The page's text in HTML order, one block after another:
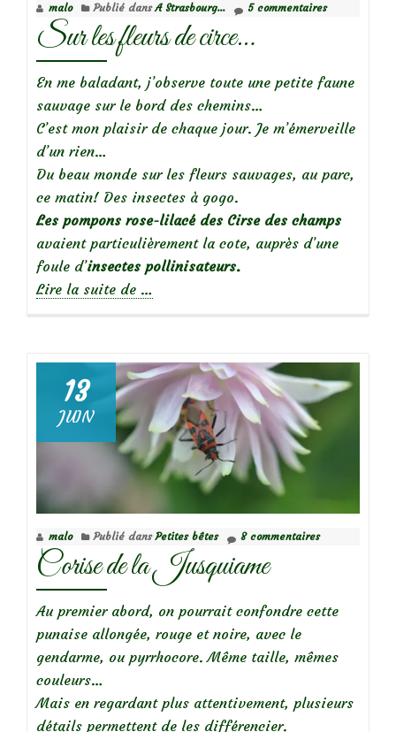
malo Publié dansA Strasbourg... 5 commentaires
Sur les fleurs de circe…
En me baladant, j’observe toute une petite faune
sauvage sur le bord des chemins…
C’est mon plaisir de chaque jour. Je m’émerveille
d’un rien…
Du beau monde sur les fleurs sauvages, au parc,
ce matin! Des insectes à gogo.
Les pompons rose-lilacé des Cirse des champs
avaient particulièrement la cote, auprès d’une
foule d’insectes pollinisateurs.
Lire la suite de à
fleurs
de
circe…
…
13
JUIN
malo Publié dansPetites bêtes 8 commentaires
Corise de la Jusquiame
Au premier abord, on pourrait confondre cette
punaise allongée, rouge et noire, avec le
gendarme, ou pyrrhocore. Même taille, mêmes
couleurs…
Mais en regardant plus attentivement, plusieurs
détails permettent de les différencier.